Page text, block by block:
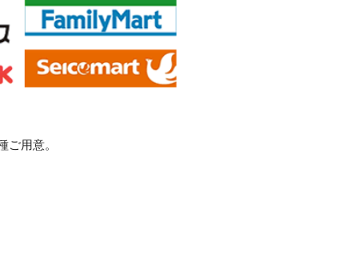
用意。